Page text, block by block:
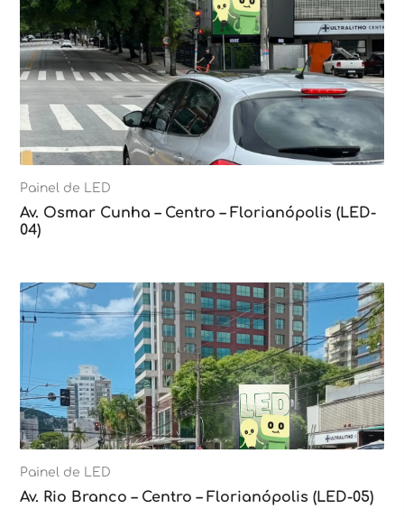
Painel de LED
Av. Osmar Cunha – Centro – Florianópolis (LED-
04)
Painel de LED
Av. Rio Branco – Centro – Florianópolis (LED-05)